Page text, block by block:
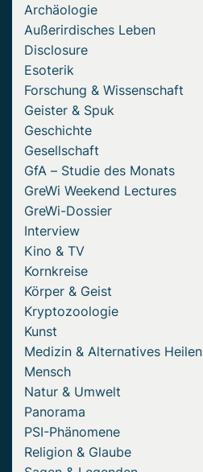
Archäologie
Außerirdisches Leben
Disclosure
Esoterik
Forschung & Wissenschaft
Geister & Spuk
Geschichte
Gesellschaft
GfA – Studie des Monats
GreWi Weekend Lectures
GreWi-Dossier
Interview
Kino & TV
Kornkreise
Körper & Geist
Kryptozoologie
Kunst
Medizin & Alternatives Heilen
Mensch
Natur & Umwelt
Panorama
PSI-Phänomene
Religion & Glaube